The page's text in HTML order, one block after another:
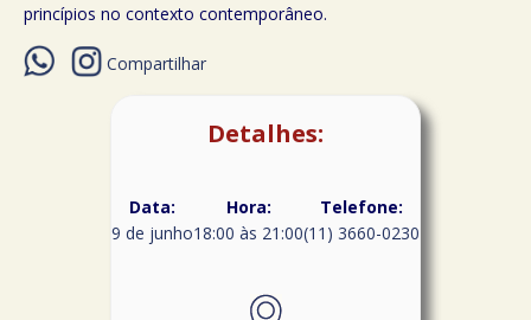
princípios no contexto contemporâneo.
Compartilhar
Detalhes:
Data:
9 de junho
Hora:
18:00 às 21:00
Telefone:
(11) 3660-0230